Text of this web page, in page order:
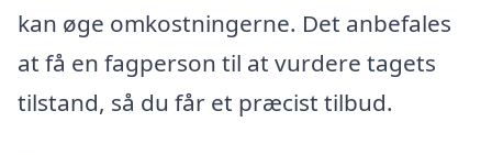
kan øge omkostningerne. Det anbefales
at få en fagperson til at vurdere tagets
tilstand, så du får et præcist tilbud.